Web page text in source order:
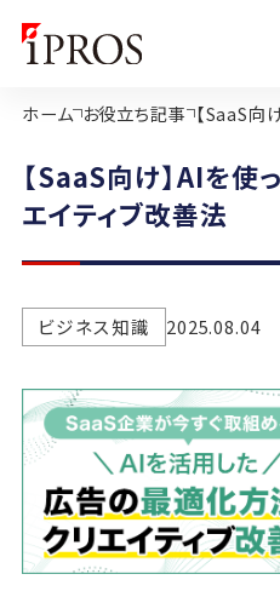
ホーム お役立ち記事 【SaaS向
【SaaS向け】AIを使
エイティブ改善法
ビジネス知識 2025.08.04